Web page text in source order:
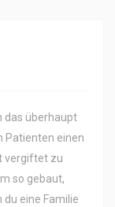
das überhaupt
Patienten einen
vergiftet zu
so gebaut,
eine Familie